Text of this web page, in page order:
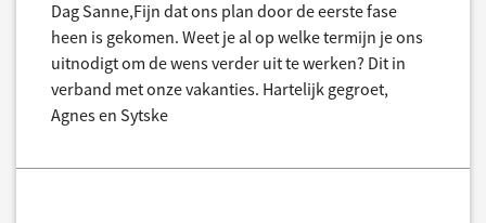
Dag Sanne,Fijn dat ons plan door de eerste fase
heen is gekomen. Weet je al op welke termijn je ons
uitnodigt om de wens verder uit te werken? Dit in
verband met onze vakanties. Hartelijk gegroet,
Agnes en Sytske